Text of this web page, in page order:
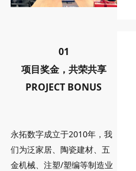
01
项目奖金，共荣共享
PROJECT BONUS
永拓数字成立于2010年，我
们为泛家居、陶瓷建材、五
金机械、注塑/塑编等制造业